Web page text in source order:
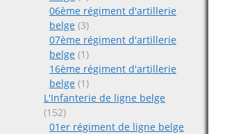
06ème régiment d'artillerie
belge (3)
07ème régiment d'artillerie
belge (1)
16ème régiment d'artillerie
belge (1)
L'Infanterie de ligne belge
(152)
01er régiment de ligne belge